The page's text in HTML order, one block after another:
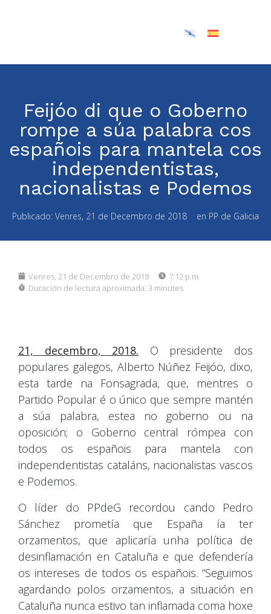
Feijóo di que o Goberno
rompe a súa palabra cos
españois para mantela cos
independentistas,
nacionalistas e Podemos
Publicado: Venres, 21 de Decembro de 2018 en PP de Galicia
Venres, 21 de Decembro de 2018
7:12 p.m.
Duración de lectura aproximada: 3 minutes
21, decembro, 2018. O presidente dos
populares galegos, Alberto Núñez Feijóo, dixo,
esta tarde na Fonsagrada, que, mentres o
Partido Popular é o único que sempre mantén
a súa palabra, estea no goberno ou na
oposición; o Goberno central rómpea con
todos os españois para mantela con
independentistas cataláns, nacionalistas vascos
e Podemos.
O líder do PPdeG recordou cando Pedro
Sánchez prometía que España ía ter
orzamentos, que aplicaría unha política de
desinflamación en Cataluña e que defendería
os intereses de todos os españois. “Seguimos
agardando polos orzamentos, a situación en
Cataluña nunca estivo tan inflamada coma hoxe